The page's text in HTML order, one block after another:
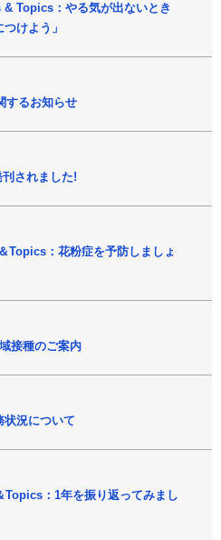
Topics：やる気が出ないとき
けよう」
するお知らせ
されました!
：花粉症を予防しましょ
接種のご案内
状況について
：1年を振り返ってみまし